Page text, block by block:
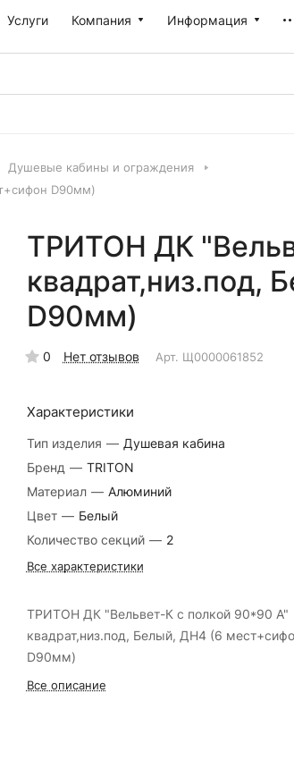
Услуги Компания Информация
Душевые кабины и ограждения
D90мм)
ТРИТОН ДК
квадрат,низ.под,
D90мм)
0 Нет отзывов Арт. Щ0000061852
Характеристики
Тип изделия — Душевая кабина
Бренд — TRITON
Материал — Алюминий
Цвет — Белый
Количество секций — 2
Все характеристики
ТРИТОН ДК "Вельвет-К с полкой 90*90 А"
квадрат,низ.под, Белый, ДН4 (6
D90мм)
Все описание